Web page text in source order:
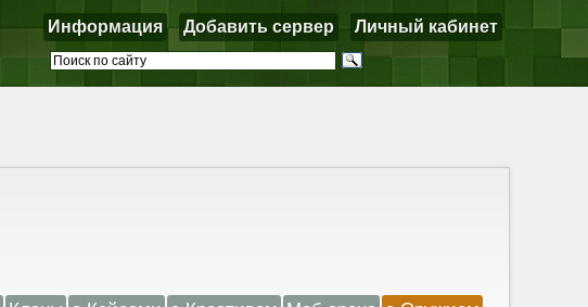
Информация Добавить сервер Личный кабинет